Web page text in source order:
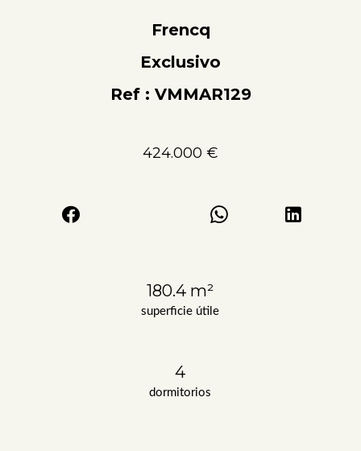
superficie útile
180.4 m²
dormitorios
4
Frencq
Exclusivo
Ref : VMMAR129
424.000 €